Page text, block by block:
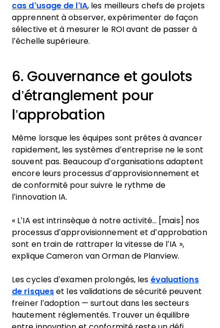
cas d’usage de l’IA, les meilleurs chefs de projets
apprennent à observer, expérimenter de façon
sélective et à mesurer le ROI avant de passer à
l’échelle supérieure.
6. Gouvernance et goulots
d’étranglement pour
l’approbation
Même lorsque les équipes sont prêtes à avancer
rapidement, les systèmes d’entreprise ne le sont
souvent pas. Beaucoup d’organisations adaptent
encore leurs processus d’approvisionnement et
de conformité pour suivre le rythme de
l’innovation IA.
« L’IA est intrinsèque à notre activité… [mais] nos
processus d’approvisionnement et d’approbation
sont en train de rattraper la vitesse de l’IA »,
explique Cameron van Orman de Planview.
Les cycles d’examen prolongés, les évaluations
de risques et les validations de sécurité peuvent
freiner l’adoption — surtout dans les secteurs
hautement réglementés. Trouver un équilibre